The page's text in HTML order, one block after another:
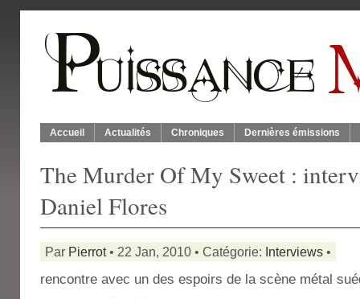
Accueil Actualités Chroniques Dernières émissions
The Murder Of My Sweet :
Daniel Flores
Par Pierrot• 22 Jan, 2010 • Catégorie: Interviews •
rencontre avec un des espoirs de la scène métal